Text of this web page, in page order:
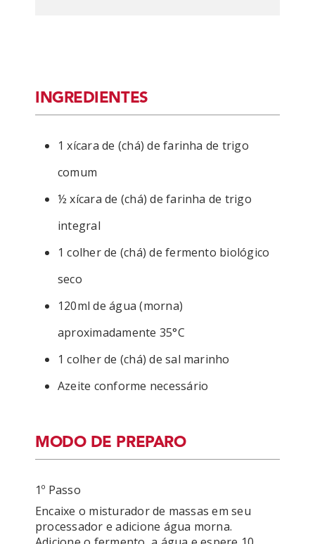
INGREDIENTES
1 xícara de (chá) de farinha de trigo
comum
½ xícara de (chá) de farinha de trigo
integral
1 colher de (chá) de fermento biológico
seco
120ml de água (morna)
aproximadamente 35°C
1 colher de (chá) de sal marinho
Azeite conforme necessário
MODO DE PREPARO
1º Passo
Encaixe o misturador de massas em seu
processador e adicione água morna.